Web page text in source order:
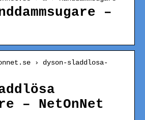
–
› dyson-sladdlosa-
– NetOnNet